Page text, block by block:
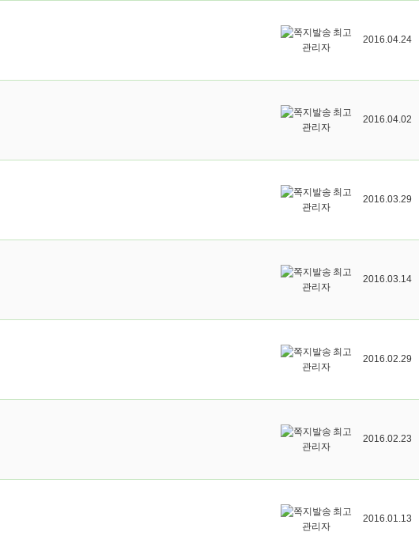
최고
관리자
2016.04.24
최고
관리자
2016.04.02
최고
관리자
2016.03.29
최고
관리자
2016.03.14
최고
관리자
2016.02.29
최고
관리자
2016.02.23
최고
관리자
2016.01.13